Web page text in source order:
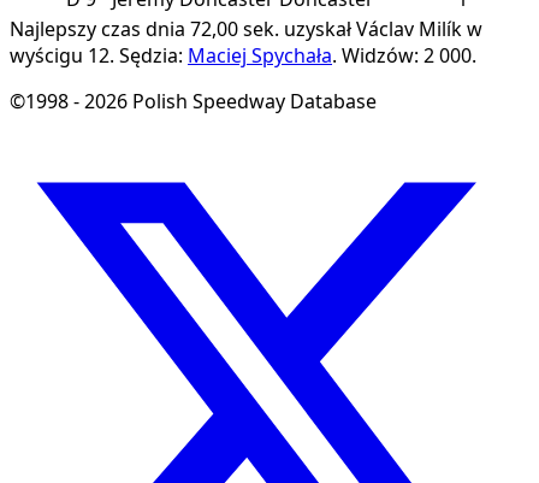
Najlepszy czas dnia 72,00 sek. uzyskał Václav Milík w
wyścigu 12. Sędzia: Maciej Spychała. Widzów: 2 000.
©1998 - 2026 Polish Speedway Database